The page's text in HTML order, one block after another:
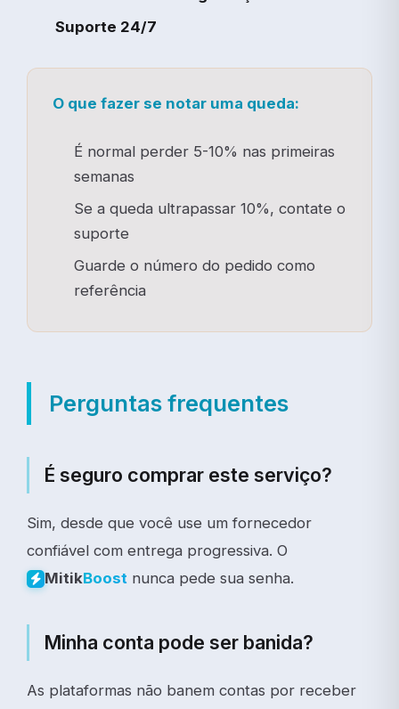
Suporte 24/7
O que fazer se notar uma queda:
É normal perder 5-10% nas primeiras
semanas
Se a queda ultrapassar 10%, contate o
suporte
Guarde o número do pedido como
referência
Perguntas frequentes
É seguro comprar este serviço?
Sim, desde que você use um fornecedor
confiável com entrega progressiva. O
MitikBoost nunca pede sua senha.
Minha conta pode ser banida?
As plataformas não banem contas por receber